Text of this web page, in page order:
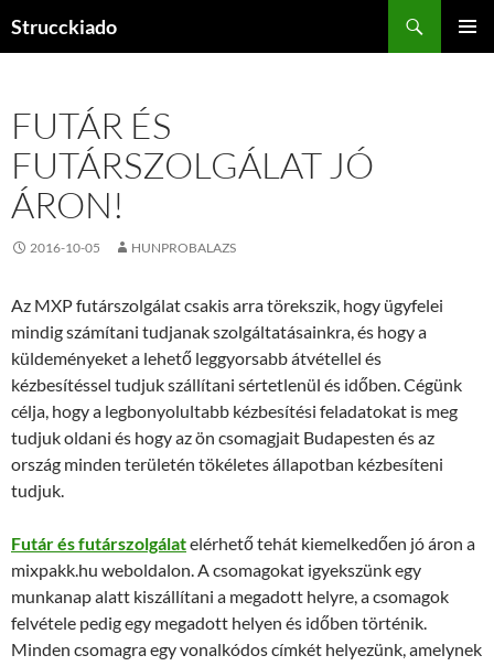
Strucckiado
FUTÁR ÉS
FUTÁRSZOLGÁLAT JÓ
ÁRON!
2016-10-05 HUNPROBALAZS
Az MXP futárszolgálat csakis arra törekszik, hogy ügyfelei
mindig számítani tudjanak szolgáltatásainkra, és hogy a
küldeményeket a lehető leggyorsabb átvétellel és
kézbesítéssel tudjuk szállítani sértetlenül és időben. Cégünk
célja, hogy a legbonyolultabb kézbesítési feladatokat is meg
tudjuk oldani és hogy az ön csomagjait Budapesten és az
ország minden területén tökéletes állapotban kézbesíteni
tudjuk.
Futár és futárszolgálatelérhető tehát kiemelkedően jó áron a
mixpakk.hu weboldalon. A csomagokat igyekszünk egy
munkanap alatt kiszállítani a megadott helyre, a csomagok
felvétele pedig egy megadott helyen és időben történik.
Minden csomagra egy vonalkódos címkét helyezünk, amelynek